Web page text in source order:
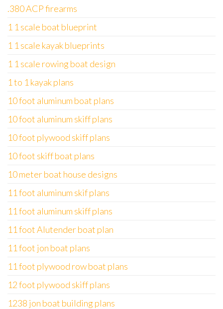
.380 ACP firearms
1 1 scale boat blueprint
1 1 scale kayak blueprints
1 1 scale rowing boat design
1 to 1 kayak plans
10 foot aluminum boat plans
10 foot aluminum skiff plans
10 foot plywood skiff plans
10 foot skiff boat plans
10 meter boat house designs
11 foot aluminum skif plans
11 foot aluminum skiff plans
11 foot Alutender boat plan
11 foot jon boat plans
11 foot plywood row boat plans
12 foot plywood skiff plans
1238 jon boat building plans